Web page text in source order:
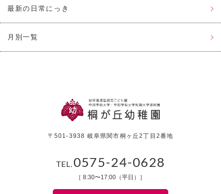
最新の日常にっき
月別一覧
〒501-3938 岐阜県関市桐ヶ丘2丁目2番地
TEL.0575-24-0628
［ 8:30〜17:00（平日）］